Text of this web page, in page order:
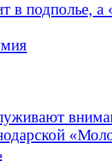
в подполье, а